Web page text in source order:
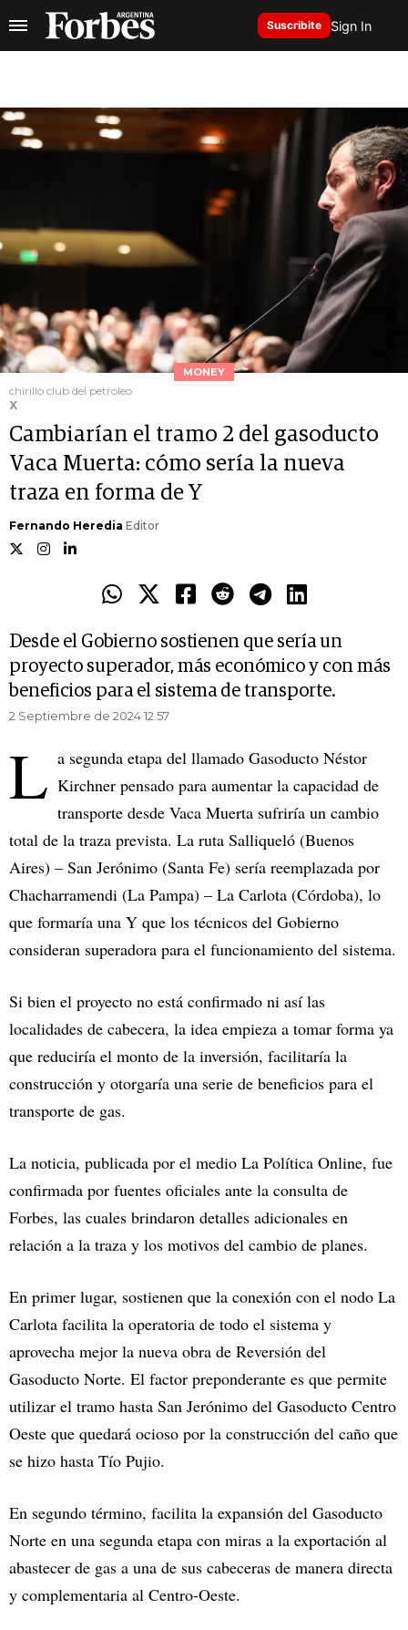
Suscribite Sign In
MONEY
chirillo club del petroleo
X
Cambiarían el tramo 2 del gasoducto
Vaca Muerta: cómo sería la nueva
traza en forma de Y
Fernando Heredia Editor
Desde el Gobierno sostienen que sería un
proyecto superador, más económico y con más
beneficios para el sistema de transporte.
2 Septiembre de 2024 12.57
L a segunda etapa del llamado Gasoducto Néstor
Kirchner pensado para aumentar la capacidad de
transporte desde Vaca Muerta sufriría un cambio
total de la traza prevista. La ruta Salliqueló (Buenos
Aires) – San Jerónimo (Santa Fe) sería reemplazada por
Chacharramendi (La Pampa) – La Carlota (Córdoba), lo
que formaría una Y que los técnicos del Gobierno
consideran superadora para el funcionamiento del sistema.
Si bien el proyecto no está confirmado ni así las
localidades de cabecera, la idea empieza a tomar forma ya
que reduciría el monto de la inversión, facilitaría la
construcción y otorgaría una serie de beneficios para el
transporte de gas.
La noticia, publicada por el medio La Política Online, fue
confirmada por fuentes oficiales ante la consulta de
Forbes, las cuales brindaron detalles adicionales en
relación a la traza y los motivos del cambio de planes.
En primer lugar, sostienen que la conexión con el nodo La
Carlota facilita la operatoria de todo el sistema y
aprovecha mejor la nueva obra de Reversión del
Gasoducto Norte. El factor preponderante es que permite
utilizar el tramo hasta San Jerónimo del Gasoducto Centro
Oeste que quedará ocioso por la construcción del caño que
se hizo hasta Tío Pujio.
En segundo término, facilita la expansión del Gasoducto
Norte en una segunda etapa con miras a la exportación al
abastecer de gas a una de sus cabeceras de manera directa
y complementaria al Centro-Oeste.